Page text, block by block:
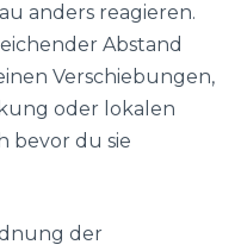
anders reagieren.
Abstand
Verschiebungen,
oder lokalen
bevor du sie
der